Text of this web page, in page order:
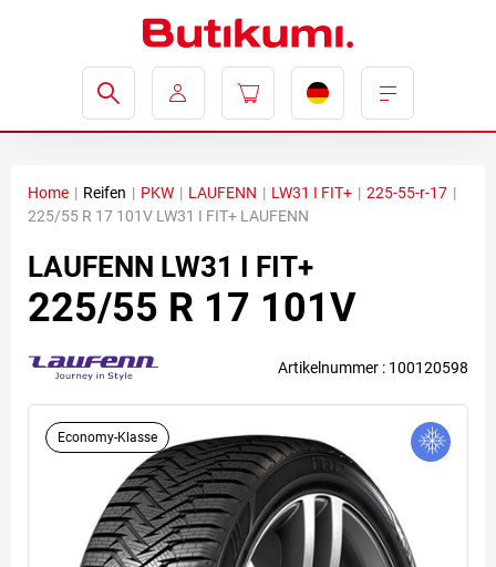
Economy-Klasse
Home | Reifen | PKW | LAUFENN | LW31 I FIT+ | 225-55-r-17 |
225/55 R 17 101V LW31 I FIT+ LAUFENN
LAUFENN LW31 I FIT+
225/55 R 17 101V
Artikelnummer : 100120598